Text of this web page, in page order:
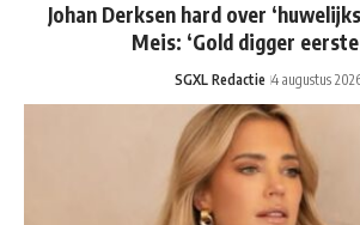
Johan Derksen hard over
Meis: ‘Gold digger eerste
SGXL Redactie 4 augustus